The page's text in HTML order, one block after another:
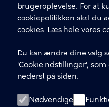
brugeroplevelse. For at
cookiepolitikken skal du
cookies. Læs hele vores
Du kan ændre dine valg
'Cookieindstillinger',
nederst på siden.
Nødvendige
GENVEJE
Digital Post
Databeskyttelse